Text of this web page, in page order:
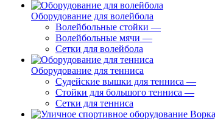
Оборудование для волейбола
Волейбольные стойки —
Волейбольные мячи —
Сетки для волейбола
Оборудование для тенниса
Судейские вышки для тенниса —
Стойки для большого тенниса —
Сетки для тенниса